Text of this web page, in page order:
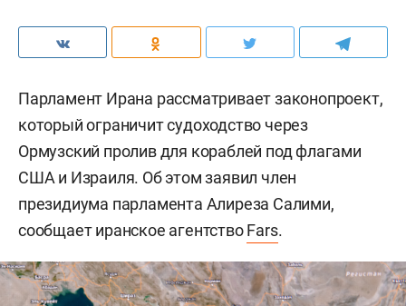
Парламент Ирана рассматривает законопроект,
который ограничит судоходство через
Ормузский пролив для кораблей под флагами
США и Израиля. Об этом заявил член
президиума парламента Алиреза Салими,
сообщает иранское агентствоFars.